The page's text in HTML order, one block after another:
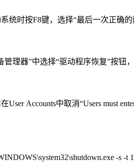
时按F8键，选择“最后一次正确的
理器”中选择“驱动程序恢复”按钮
Accounts中取消“Users must
-s